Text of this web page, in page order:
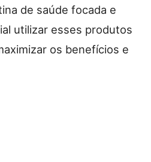
de saúde focada e
utilizar esses produtos
os benefícios e